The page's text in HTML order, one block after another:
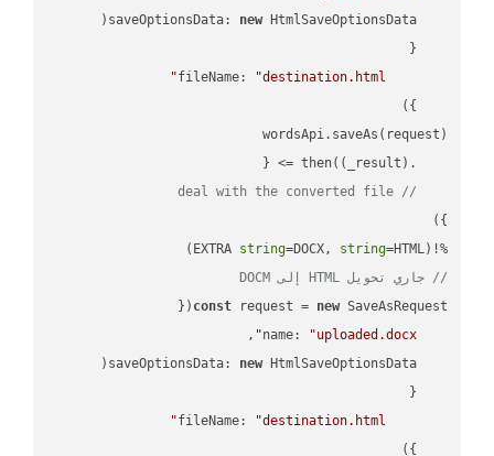
saveOptionsData: new
fileName:
"destination.html"
    .then(
( _result ) =>
// deal with the converted file
%!(EXTRA
string=DOCX, string=HTML)
// جاري تحويل HTML إلى DOCM
const request = new
name: "uploaded.docx"
saveOptionsData: new
fileName:
"destination.html"